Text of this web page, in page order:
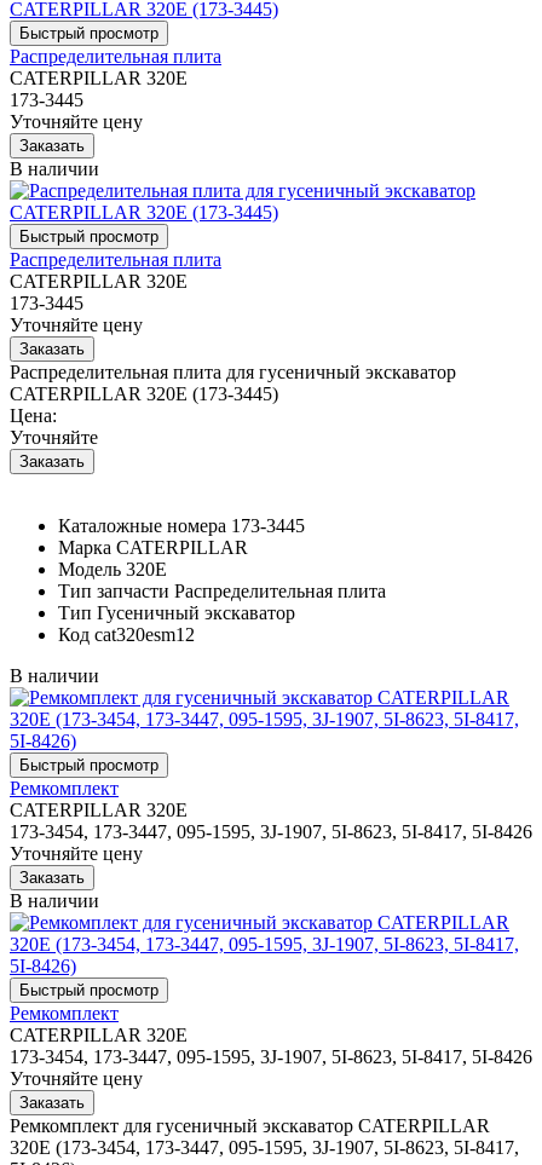
Распределительная плита
CATERPILLAR 320E
173-3445
Уточняйте цену
В наличии
Распределительная плита
CATERPILLAR 320E
173-3445
Уточняйте цену
Распределительная плита для гусеничный экскаватор
CATERPILLAR 320E (173-3445)
Цена:
Уточняйте
Каталожные номера 173-3445
Марка CATERPILLAR
Модель 320E
Тип запчасти Распределительная плита
Тип Гусеничный экскаватор
Код cat320esm12
В наличии
Ремкомплект
CATERPILLAR 320E
173-3454, 173-3447, 095-1595, 3J-1907, 5I-8623, 5I-8417, 5I-8426
Уточняйте цену
В наличии
Ремкомплект
CATERPILLAR 320E
173-3454, 173-3447, 095-1595, 3J-1907, 5I-8623, 5I-8417, 5I-8426
Уточняйте цену
Ремкомплект для гусеничный экскаватор CATERPILLAR
320E (173-3454, 173-3447, 095-1595, 3J-1907, 5I-8623, 5I-8417,